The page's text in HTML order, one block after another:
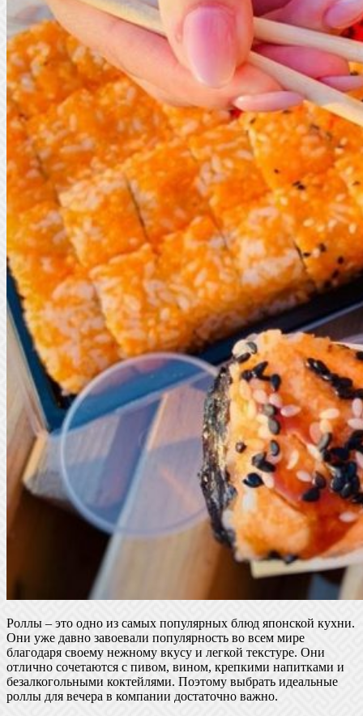
Роллы – это одно из самых популярных блюд японской кухни.
Они уже давно завоевали популярность во всем мире
благодаря своему нежному вкусу и легкой текстуре. Они
отлично сочетаются с пивом, вином, крепкими напитками и
безалкогольными коктейлями. Поэтому выбрать идеальные
роллы для вечера в компании достаточно важно.